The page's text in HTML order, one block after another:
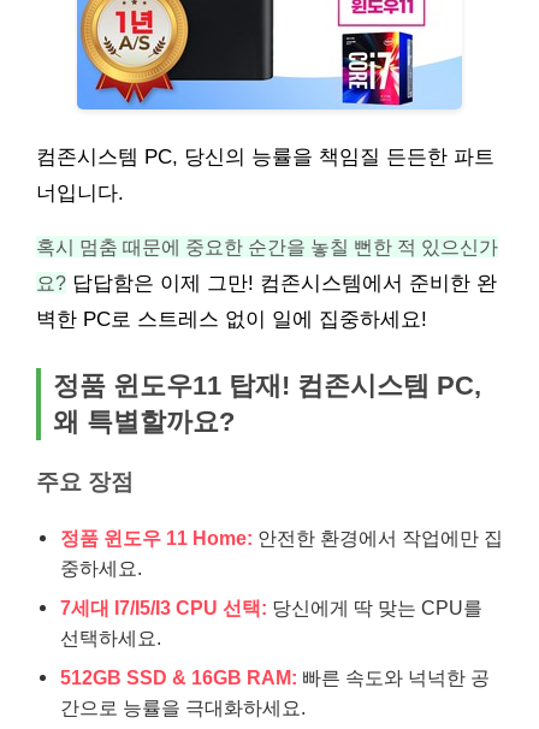
컴존시스템 PC, 당신의 능률을 책임질 든든한 파트
너입니다.
혹시 멈춤 때문에 중요한 순간을 놓칠 뻔한 적 있으신가
요? 답답함은 이제 그만! 컴존시스템에서 준비한 완
벽한 PC로 스트레스 없이 일에 집중하세요!
정품 윈도우11 탑재! 컴존시스템 PC,
왜 특별할까요?
주요 장점
정품 윈도우 11 Home: 안전한 환경에서 작업에만 집
중하세요.
7세대 I7/I5/I3 CPU 선택: 당신에게 딱 맞는 CPU를
선택하세요.
512GB SSD & 16GB RAM: 빠른 속도와 넉넉한 공
간으로 능률을 극대화하세요.